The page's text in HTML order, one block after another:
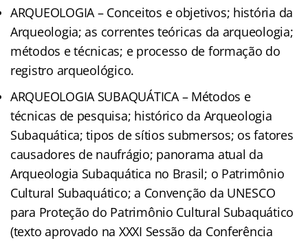
ARQUEOLOGIA – Conceitos e objetivos; história da
Arqueologia; as correntes teóricas da arqueologia;
métodos e técnicas; e processo de formação do
registro arqueológico.
ARQUEOLOGIA SUBAQUÁTICA – Métodos e
técnicas de pesquisa; histórico da Arqueologia
Subaquática; tipos de sítios submersos; os fatores
causadores de naufrágio; panorama atual da
Arqueologia Subaquática no Brasil; o Patrimônio
Cultural Subaquático; a Convenção da UNESCO
para Proteção do Patrimônio Cultural Subaquático
(texto aprovado na XXXI Sessão da Conferência